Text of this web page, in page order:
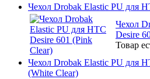
Чехол Drobak Elastic PU для
Чехол
Desire
Товар
Чехол Drobak Elastic PU для
(White Clear)